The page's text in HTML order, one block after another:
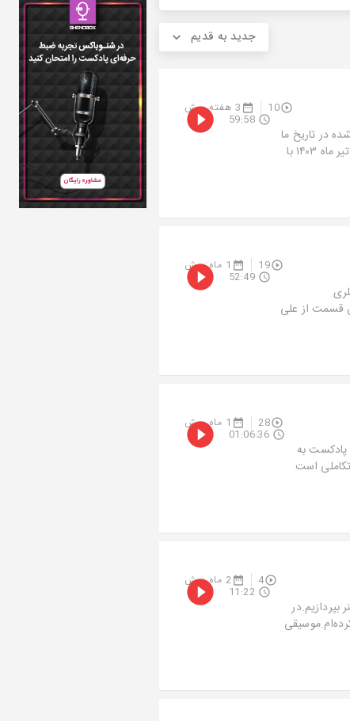
جدید به قدیم
10 3 هفته پیش
در تاریخ ما
آنقدر موضوع جذابی است که پس از دوسال دوباره به آنها بازگشتیم. دفعه نخست تیر ماه ۱۴۰۳ با
59:58
19 1 ماه پیش
قسمت از علی
52:49
28 1 ماه پیش
پادکست به
است
01:06:36
4 2 ماه پیش
11:22